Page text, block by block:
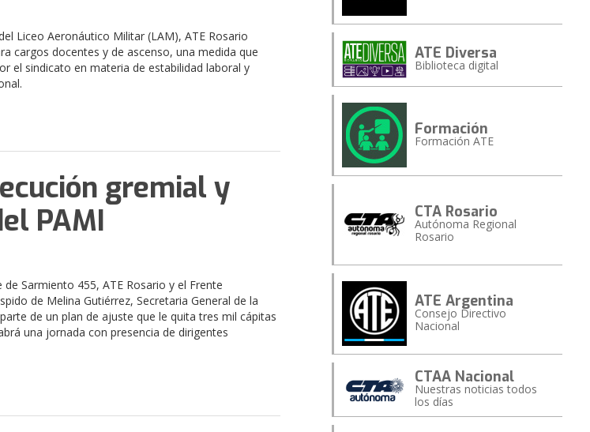
Liceo Aeronáutico Militar (LAM), ATE Rosario
cargos docentes y de ascenso, una medida que
el sindicato en materia de estabilidad laboral y
gremial y
PAMI
Sarmiento 455, ATE Rosario y el Frente
de Melina Gutiérrez, Secretaria General de la
de un plan de ajuste que le quita tres mil cápitas
una jornada con presencia de dirigentes
ATE Diversa
Biblioteca digital
Formación
Formación ATE
CTA Rosario
Autónoma Regional
Rosario
ATE Argentina
Consejo Directivo
Nacional
CTAA Nacional
Nuestras noticias todos
los días